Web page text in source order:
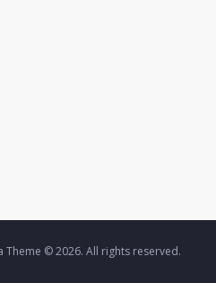
Theme © 2026. All rights reserved.